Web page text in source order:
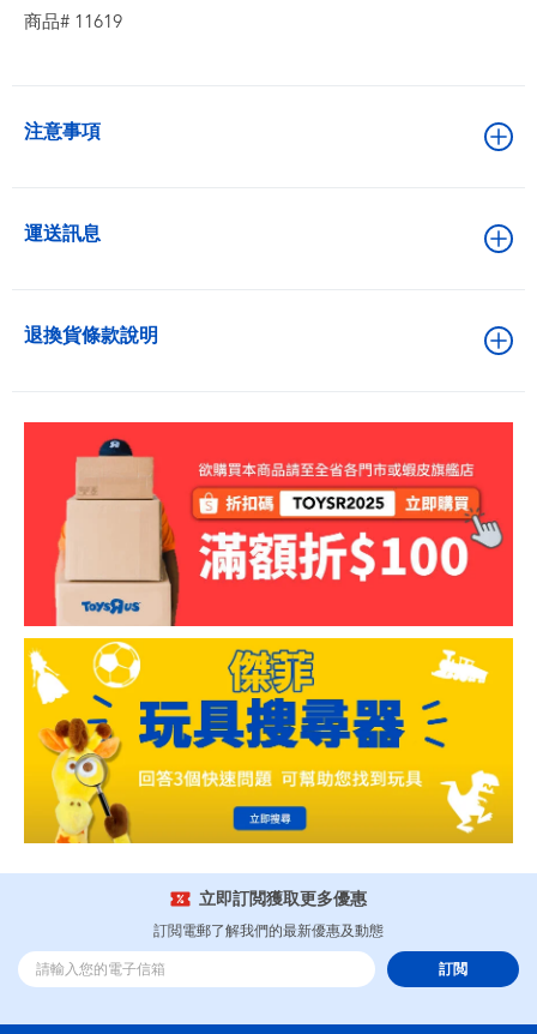
商品# 11619
注意事項
運送訊息
退換貨條款說明
立即訂閲獲取更多優惠
訂閲電郵了解我們的最新優惠及動態
訂閲